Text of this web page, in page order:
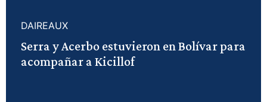
DAIREAUX
Serra y Acerbo estuvieron en Bolívar para
acompañar a Kicillof